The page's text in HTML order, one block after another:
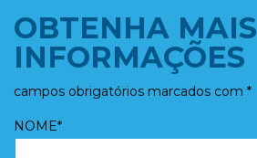
OBTENHA MAIS
INFORMAÇÕES
campos obrigatórios marcados com *
NOME*